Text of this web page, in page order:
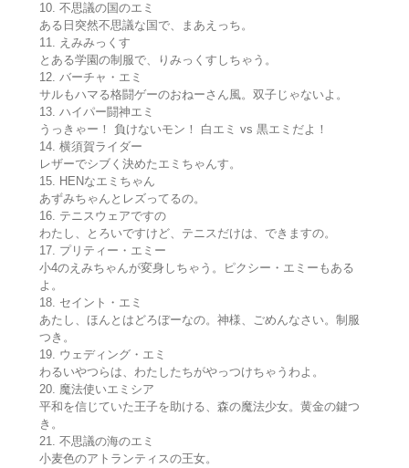
10. 不思議の国のエミ
ある日突然不思議な国で、まあえっち。
11. えみみっくす
とある学園の制服で、りみっくすしちゃう。
12. バーチャ・エミ
サルもハマる格闘ゲーのおねーさん風。双子じゃないよ。
13. ハイパー闘神エミ
うっきゃー！ 負けないモン！ 白エミ vs 黒エミだよ！
14. 横須賀ライダー
レザーでシブく決めたエミちゃんす。
15. HENなエミちゃん
あずみちゃんとレズってるの。
16. テニスウェアですの
わたし、とろいですけど、テニスだけは、できますの。
17. プリティー・エミー
小4のえみちゃんが変身しちゃう。ピクシー・エミーもある
よ。
18. セイント・エミ
あたし、ほんとはどろぼーなの。神様、ごめんなさい。制服
つき。
19. ウェディング・エミ
わるいやつらは、わたしたちがやっつけちゃうわよ。
20. 魔法使いエミシア
平和を信じていた王子を助ける、森の魔法少女。黄金の鍵つ
き。
21. 不思議の海のエミ
小麦色のアトランティスの王女。